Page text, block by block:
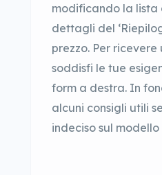
modificando la lista
dettagli del
prezzo. Per
soddisfi le tue
form a destra. In
alcuni consigli utili
indeciso sul